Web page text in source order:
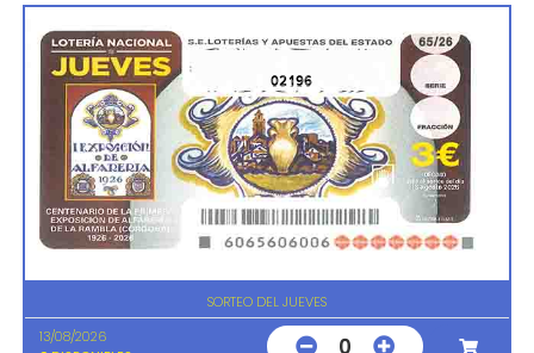
02196
SORTEO DEL JUEVES
13/08/2026
0